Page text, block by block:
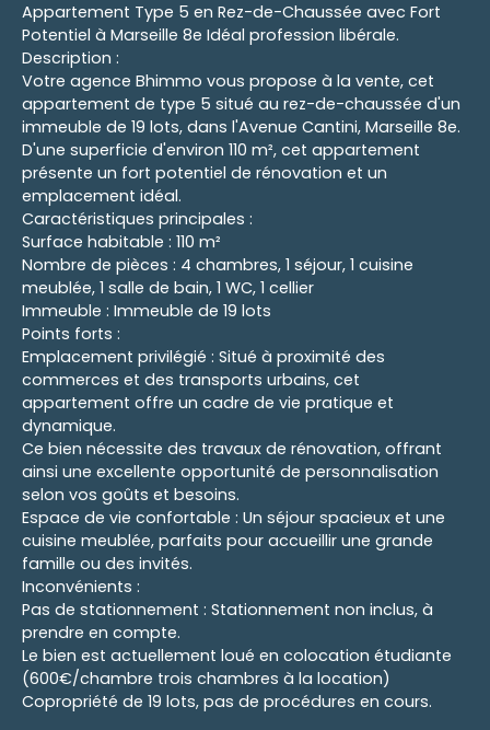
Appartement Type 5 en Rez-de-Chaussée avec Fort
Potentiel à Marseille 8e Idéal profession libérale.
Description :
Votre agence Bhimmo vous propose à la vente, cet
appartement de type 5 situé au rez-de-chaussée d'un
immeuble de 19 lots, dans l'Avenue Cantini, Marseille 8e.
D'une superficie d'environ 110 m², cet appartement
présente un fort potentiel de rénovation et un
emplacement idéal.
Caractéristiques principales :
Surface habitable : 110 m²
Nombre de pièces : 4 chambres, 1 séjour, 1 cuisine
meublée, 1 salle de bain, 1 WC, 1 cellier
Immeuble : Immeuble de 19 lots
Points forts :
Emplacement privilégié : Situé à proximité des
commerces et des transports urbains, cet
appartement offre un cadre de vie pratique et
dynamique.
Ce bien nécessite des travaux de rénovation, offrant
ainsi une excellente opportunité de personnalisation
selon vos goûts et besoins.
Espace de vie confortable : Un séjour spacieux et une
cuisine meublée, parfaits pour accueillir une grande
famille ou des invités.
Inconvénients :
Pas de stationnement : Stationnement non inclus, à
prendre en compte.
Le bien est actuellement loué en colocation étudiante
(600€/chambre trois chambres à la location)
Copropriété de 19 lots, pas de procédures en cours.